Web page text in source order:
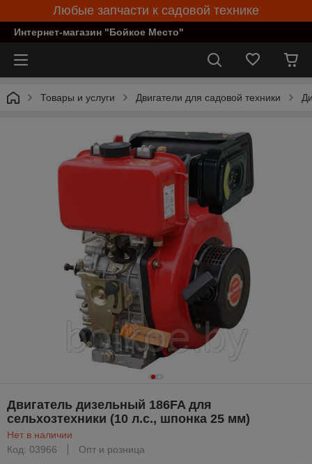
Любые запчасти к садовой технике
Интернет-магазин "Бойкое Место"
Товары и услуги Двигатели для садовой техники
Двигатель дизельный 186FA для
сельхозтехники (10 л.с., шпонка 25 мм)
Нет в наличии
Код: 03966
Опт и розница